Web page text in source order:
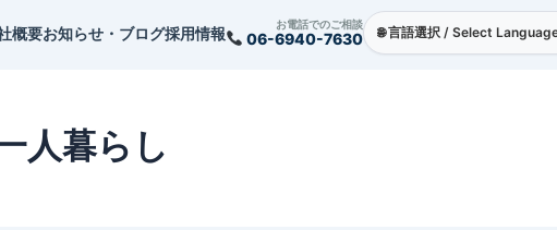
概要お知らせ・ブログ採用情報
お電話でのご相談
06-6940-7630
人暮らし